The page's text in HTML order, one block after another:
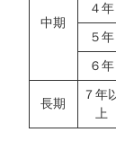
中期
４年
５年
６年
長期
７年
上